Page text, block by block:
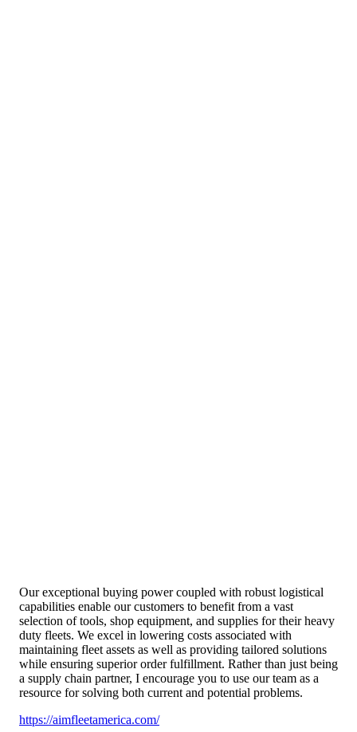
Our exceptional buying power coupled with robust logistical
capabilities enable our customers to benefit from a vast
selection of tools, shop equipment, and supplies for their heavy
duty fleets. We excel in lowering costs associated with
maintaining fleet assets as well as providing tailored solutions
while ensuring superior order fulfillment. Rather than just being
a supply chain partner, I encourage you to use our team as a
resource for solving both current and potential problems.
https://aimfleetamerica.com/